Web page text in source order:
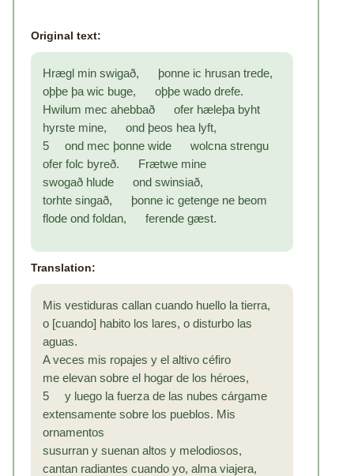
Original text:
Hrægl min swigað, þonne ic hrusan trede,
oþþe þa wic buge, oþþe wado drefe.
Hwilum mec ahebbað ofer hæleþa byht
hyrste mine, ond þeos hea lyft,
5 ond mec þonne wide wolcna strengu
ofer folc byreð. Frætwe mine
swogað hlude ond swinsiað,
torhte singað, þonne ic getenge ne beom
flode ond foldan, ferende gæst.
Translation:
Mis vestiduras callan cuando huello la tierra,
o [cuando] habito los lares, o disturbo las
aguas.
A veces mis ropajes y el altivo céfiro
me elevan sobre el hogar de los héroes,
5 y luego la fuerza de las nubes cárgame
extensamente sobre los pueblos. Mis
ornamentos
susurran y suenan altos y melodiosos,
cantan radiantes cuando yo, alma viajera,